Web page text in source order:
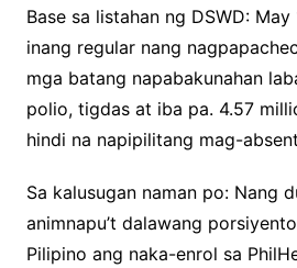
Base sa listahan ng DSWD: May
inang regular nang
mga batang napabakunahan
polio, tigdas at iba pa. 4.57
hindi na napipilitang mag-
Sa kalusugan naman po: Nang
animnapu’t dalawang
Pilipino ang naka-enrol sa